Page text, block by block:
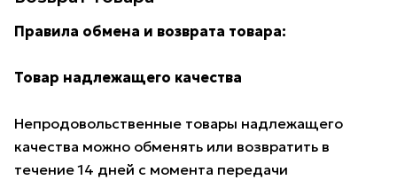
Правила обмена и возврата товара:
Товар надлежащего качества
Непродовольственные товары надлежащего
качества можно обменять или возвратить в
течение 14 дней с момента передачи